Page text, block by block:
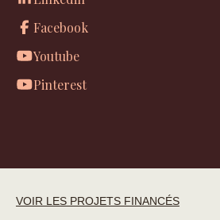
Facebook
Youtube
Pinterest
VOIR LES PROJETS FINANCÉS